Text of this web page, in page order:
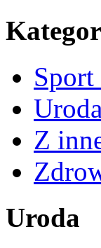
Uroda
Z
Uroda